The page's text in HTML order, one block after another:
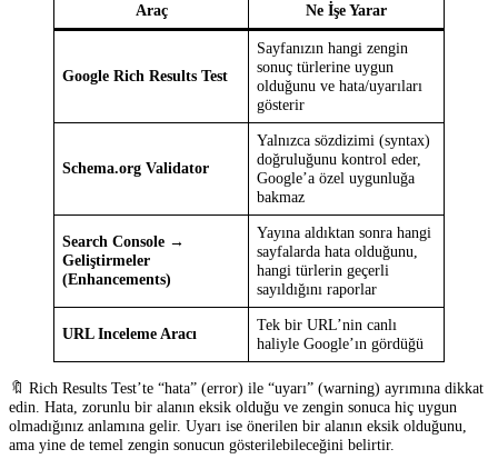
Araç Ne İşe Yarar
Google Rich Results Test
Sayfanızın hangi zengin
sonuç türlerine uygun
olduğunu ve hata/uyarıları
gösterir
Schema.org Validator
Yalnızca sözdizimi (syntax)
doğruluğunu kontrol eder,
Google’a özel uygunluğa
bakmaz
Search Console →
Geliştirmeler
(Enhancements)
Yayına aldıktan sonra hangi
sayfalarda hata olduğunu,
hangi türlerin geçerli
sayıldığını raporlar
URL Inceleme Aracı
Tek bir URL’nin canlı
haliyle Google’ın gördüğü
🔖 Rich Results Test’te “hata” (error) ile “uyarı” (warning) ayrımına dikkat
edin. Hata, zorunlu bir alanın eksik olduğu ve zengin sonuca hiç uygun
olmadığınız anlamına gelir. Uyarı ise önerilen bir alanın eksik olduğunu,
ama yine de temel zengin sonucun gösterilebileceğini belirtir.